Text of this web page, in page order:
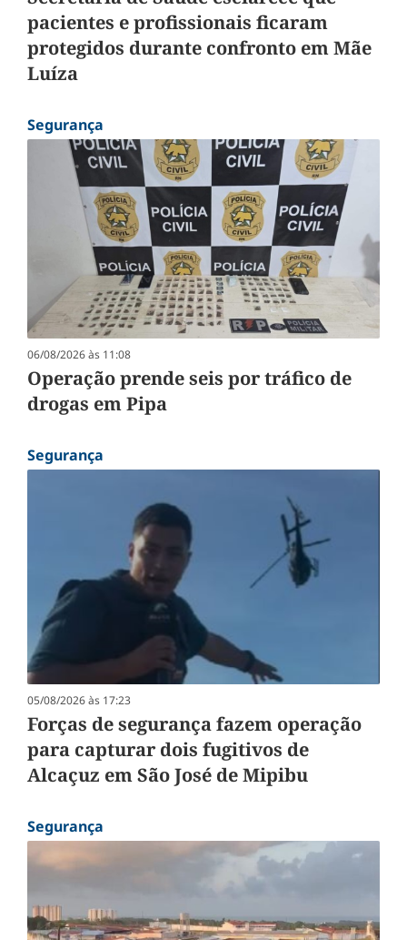
pacientes e profissionais ficaram
protegidos durante confronto em Mãe
Luíza
Segurança
06/08/2026 às 11:08
Operação prende seis por tráfico de
drogas em Pipa
Segurança
05/08/2026 às 17:23
Forças de segurança fazem operação
para capturar dois fugitivos de
Alcaçuz em São José de Mipibu
Segurança